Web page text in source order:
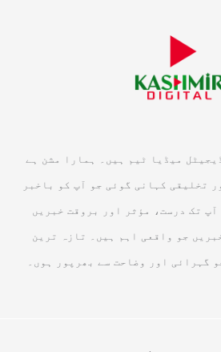
میڈیا ٹیم ہیں۔ ہمارا مشن ہے
تخلیقی کہانی گوئی جو آپ کو باخبر
تک درست، مؤثر اور بروقت خبریں
جو واقعی اہم ہیں۔ تازہ ترین
گہرائی اور وضاحت سے بھرپور ہوں۔